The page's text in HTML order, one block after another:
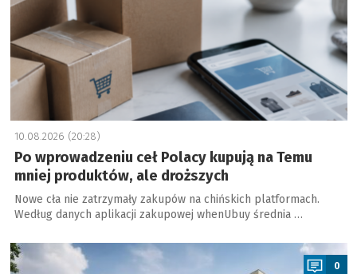
10.08.2026 (20:28)
Po wprowadzeniu ceł Polacy kupują na Temu
mniej produktów, ale droższych
Nowe cła nie zatrzymały zakupów na chińskich platformach.
Według danych aplikacji zakupowej whenUbuy średnia …
a
0